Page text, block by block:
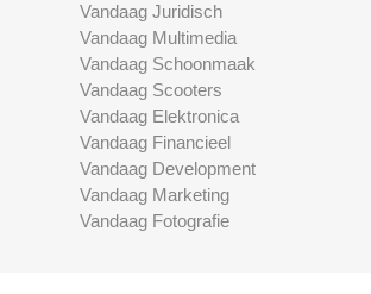
Vandaag Juridisch
Vandaag Multimedia
Vandaag Schoonmaak
Vandaag Scooters
Vandaag Elektronica
Vandaag Financieel
Vandaag Development
Vandaag Marketing
Vandaag Fotografie